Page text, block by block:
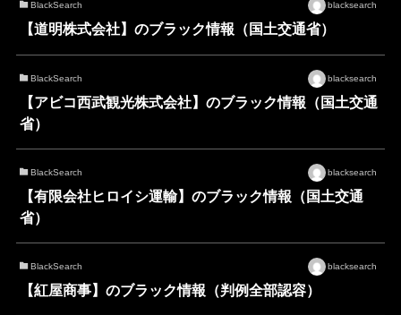
BlackSearch blacksearch
【道明株式会社】のブラック情報（国土交通省）
BlackSearch blacksearch
【アビコ西武観光株式会社】のブラック情報（国土交通
省）
BlackSearch blacksearch
【有限会社ヒロイシ運輸】のブラック情報（国土交通
省）
BlackSearch blacksearch
【紅屋商事】のブラック情報（判例全部認容）